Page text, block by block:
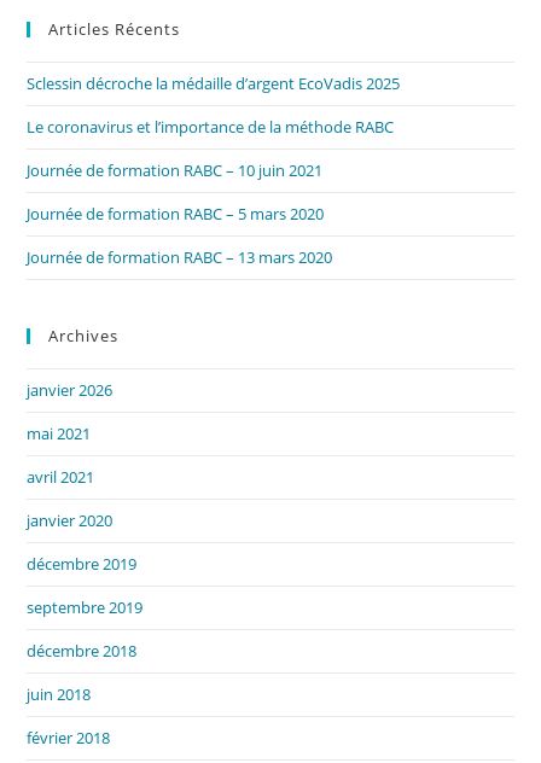
Articles Récents
Sclessin décroche la médaille d’argent EcoVadis 2025
Le coronavirus et l’importance de la méthode RABC
Journée de formation RABC – 10 juin 2021
Journée de formation RABC – 5 mars 2020
Journée de formation RABC – 13 mars 2020
Archives
janvier 2026
mai 2021
avril 2021
janvier 2020
décembre 2019
septembre 2019
décembre 2018
juin 2018
février 2018